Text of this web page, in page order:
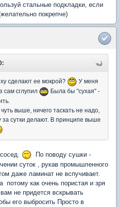
стальные подкладки, если
покрепче)
сделают ее мокрой?
У меня
сам сглупил
Была бы "сухая" -
выше, ничего таскать не надо,
за сутки делают. В принципе выше
По поводу сушки -
суток , рукав промышленного
даже ламинат не вспучивает.
потому как очень пористая и зря
не придется вскрывать
его выбросить Просто в